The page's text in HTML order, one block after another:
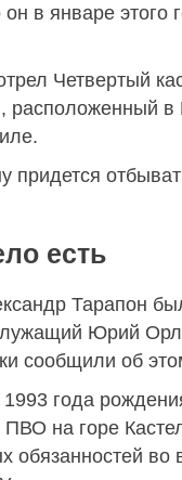
в январе этого
Четвертый
расположенный в
придется
есть
Тарапон
Юрий
сообщили об
года
ПВО на горе
обязанностей во